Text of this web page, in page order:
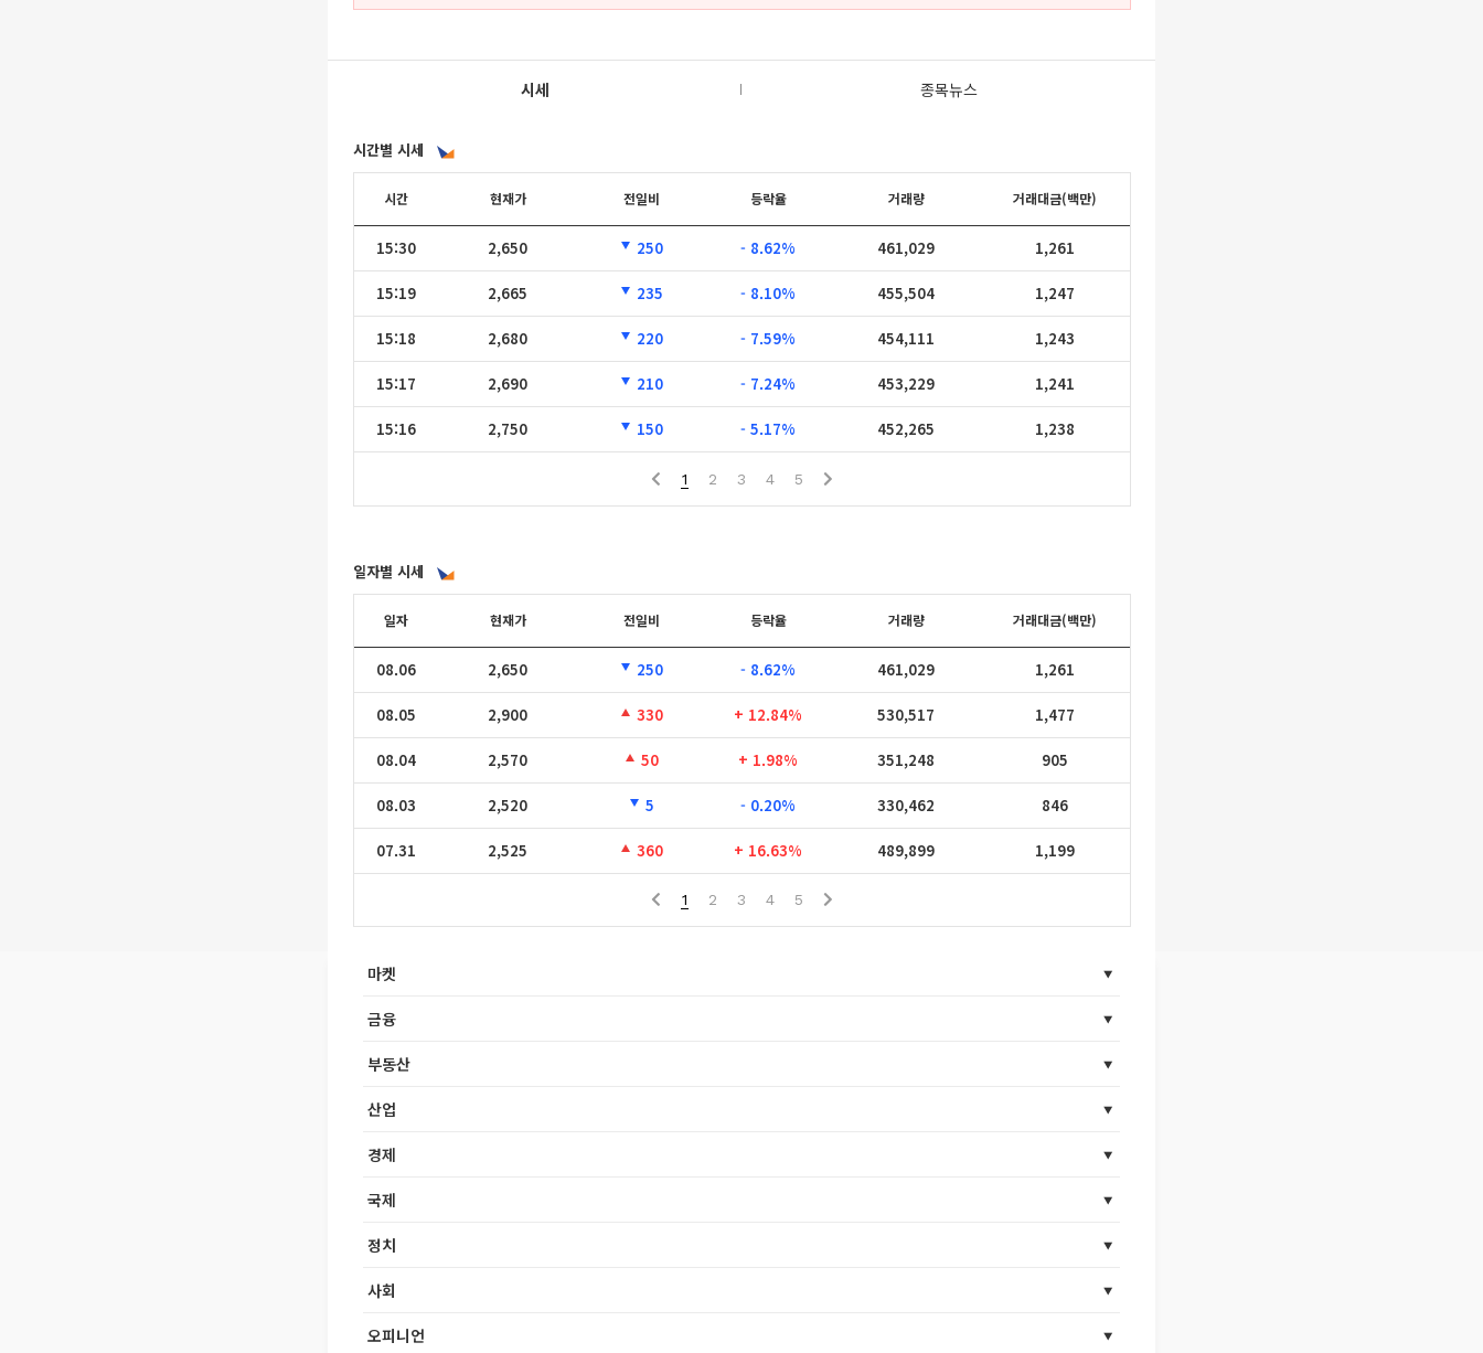
시세 종목뉴스
시간별 시세
시간 현재가 전일비 등락율 거래량 거래대금(백만)
15:30 2,650 250 - 8.62% 461,029 1,261
15:19 2,665 235 - 8.10% 455,504 1,247
15:18 2,680 220 - 7.59% 454,111 1,243
15:17 2,690 210 - 7.24% 453,229 1,241
15:16 2,750 150 - 5.17% 452,265 1,238
1 2 3 4 5
일자별 시세
일자 현재가 전일비 등락율 거래량 거래대금(백만)
08.06 2,650 250 - 8.62% 461,029 1,261
08.05 2,900 330 + 12.84% 530,517 1,477
08.04 2,570 50 + 1.98% 351,248 905
08.03 2,520 5 - 0.20% 330,462 846
07.31 2,525 360 + 16.63% 489,899 1,199
1 2 3 4 5
마켓
금융
부동산
산업
경제
국제
정치
사회
오피니언